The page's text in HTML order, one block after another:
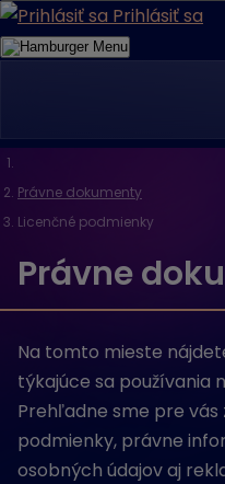
Prihlásiť sa
Menu
Právne dokumenty
Licenčné podmienky
Právne
Na tomto mieste
týkajúce sa používania
Prehľadne sme pre
podmienky, právne
osobných údajov aj